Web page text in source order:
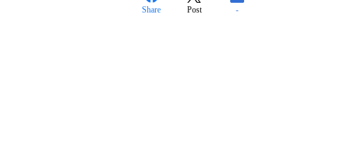
Share Post -